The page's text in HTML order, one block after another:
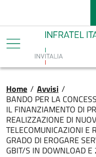
Salta al
Infratel
Briciole di pane
Home / Avvisi /
BANDO PER LA
IL FINANZIAMENTO DI
REALIZZAZIONE DI
TELECOMUNICAZIONI E
GRADO DI EROGARE
GBIT/S IN DOWNLOAD